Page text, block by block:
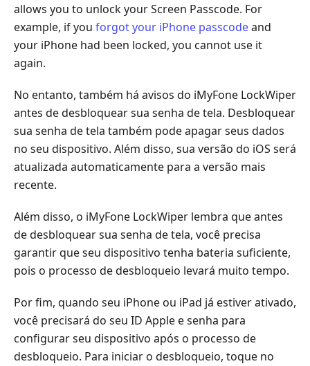
allows you to unlock your Screen Passcode. For
example, if you forgot your iPhone passcodeand
your iPhone had been locked, you cannot use it
again.
No entanto, também há avisos do iMyFone LockWiper
antes de desbloquear sua senha de tela. Desbloquear
sua senha de tela também pode apagar seus dados
no seu dispositivo. Além disso, sua versão do iOS será
atualizada automaticamente para a versão mais
recente.
Além disso, o iMyFone LockWiper lembra que antes
de desbloquear sua senha de tela, você precisa
garantir que seu dispositivo tenha bateria suficiente,
pois o processo de desbloqueio levará muito tempo.
Por fim, quando seu iPhone ou iPad já estiver ativado,
você precisará do seu ID Apple e senha para
configurar seu dispositivo após o processo de
desbloqueio. Para iniciar o desbloqueio, toque no